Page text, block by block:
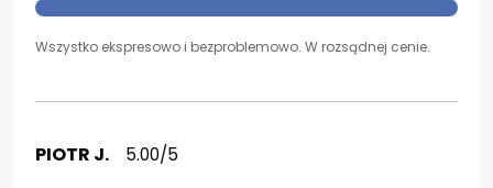
Wszystko ekspresowo i bezproblemowo. W rozsądnej cenie.
PIOTR J. 5.00/5